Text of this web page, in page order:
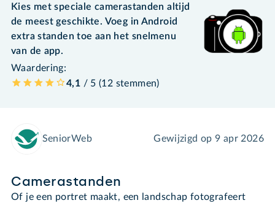
Kies met speciale camerastanden altijd
de meest geschikte. Voeg in Android
extra standen toe aan het snelmenu
van de app.
Waardering:
4,1 / 5 (12 stemmen)
SeniorWeb Gewijzigd op 9 apr 2026
Camerastanden
Of je een portret maakt, een landschap fotografeert